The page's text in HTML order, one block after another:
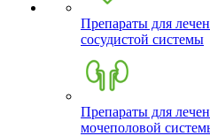
Препараты для
сосудистой системы
Препараты для
мочеполовой